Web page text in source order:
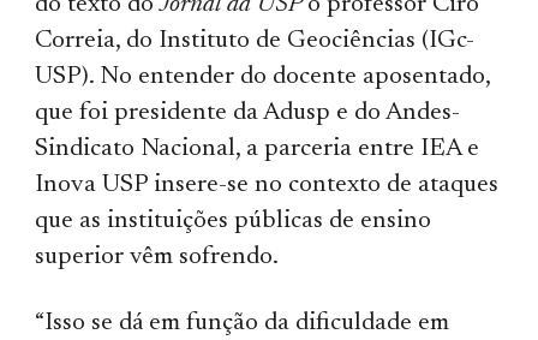
do texto doJornal da USPo professor Ciro
Correia, do Instituto de Geociências (IGc-
USP). No entender do docente aposentado,
que foi presidente da Adusp e do Andes-
Sindicato Nacional, a parceria entre IEA e
Inova USP insere-se no contexto de ataques
que as instituições públicas de ensino
superior vêm sofrendo.
“Isso se dá em função da dificuldade em